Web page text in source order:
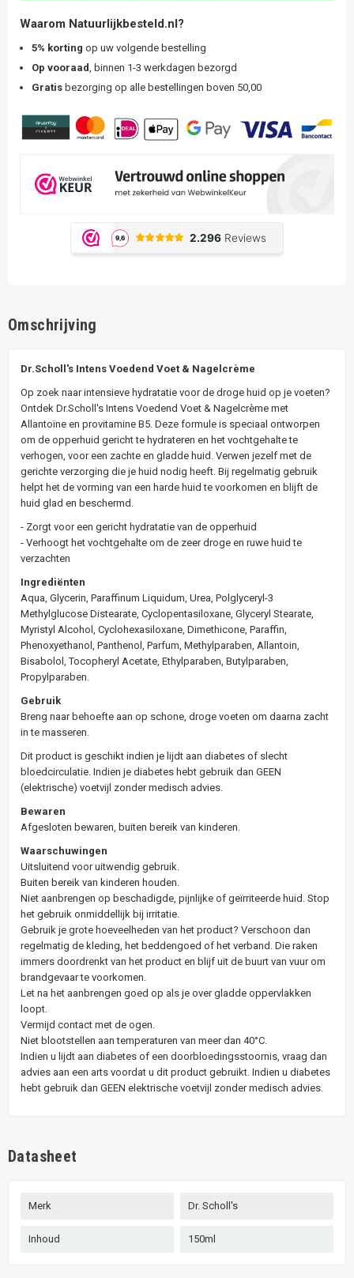
Waarom Natuurlijkbesteld.nl?
5% korting op uw volgende bestelling
Op vooraad, binnen 1-3 werkdagen bezorgd
Gratis bezorging op alle bestellingen boven 50,00
Omschrijving
Dr.Scholl's Intens Voedend Voet & Nagelcrème
Op zoek naar intensieve hydratatie voor de droge huid op je voeten?
Ontdek Dr.Scholl's Intens Voedend Voet & Nagelcrème met
Allantoïne en provitamine B5. Deze formule is speciaal ontworpen
om de opperhuid gericht te hydrateren en het vochtgehalte te
verhogen, voor een zachte en gladde huid. Verwen jezelf met de
gerichte verzorging die je huid nodig heeft. Bij regelmatig gebruik
helpt het de vorming van een harde huid te voorkomen en blijft de
huid glad en beschermd.
- Zorgt voor een gericht hydratatie van de opperhuid
- Verhoogt het vochtgehalte om de zeer droge en ruwe huid te
verzachten
Ingrediënten
Aqua, Glycerin, Paraffinum Liquidum, Urea, Polglyceryl-3
Methylglucose Distearate, Cyclopentasiloxane, Glyceryl Stearate,
Myristyl Alcohol, Cyclohexasiloxane, Dimethicone, Paraffin,
Phenoxyethanol, Panthenol, Parfum, Methylparaben, Allantoin,
Bisabolol, Tocopheryl Acetate, Ethylparaben, Butylparaben,
Propylparaben.
Gebruik
Breng naar behoefte aan op schone, droge voeten om daarna zacht
in te masseren.
Dit product is geschikt indien je lijdt aan diabetes of slecht
bloedcirculatie. Indien je diabetes hebt gebruik dan GEEN
(elektrische) voetvijl zonder medisch advies.
Bewaren
Afgesloten bewaren, buiten bereik van kinderen.
Waarschuwingen
Uitsluitend voor uitwendig gebruik.
Buiten bereik van kinderen houden.
Niet aanbrengen op beschadigde, pijnlijke of geïrriteerde huid. Stop
het gebruik onmiddellijk bij irritatie.
Gebruik je grote hoeveelheden van het product? Verschoon dan
regelmatig de kleding, het beddengoed of het verband. Die raken
immers doordrenkt van het product en blijf uit de buurt van vuur om
brandgevaar te voorkomen.
Let na het aanbrengen goed op als je over gladde oppervlakken
loopt.
Vermijd contact met de ogen.
Niet blootstellen aan temperaturen van meer dan 40°C.
Indien u lijdt aan diabetes of een doorbloedingsstoornis, vraag dan
advies aan een arts voordat u dit product gebruikt. Indien u diabetes
hebt gebruik dan GEEN elektrische voetvijl zonder medisch advies.
Datasheet
Merk Dr. Scholl's
Inhoud 150ml